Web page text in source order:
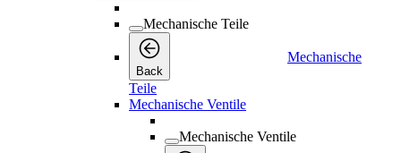
Mechanische Teile
Back
Mechanische
Teile
Mechanische Ventile
Mechanische Ventile